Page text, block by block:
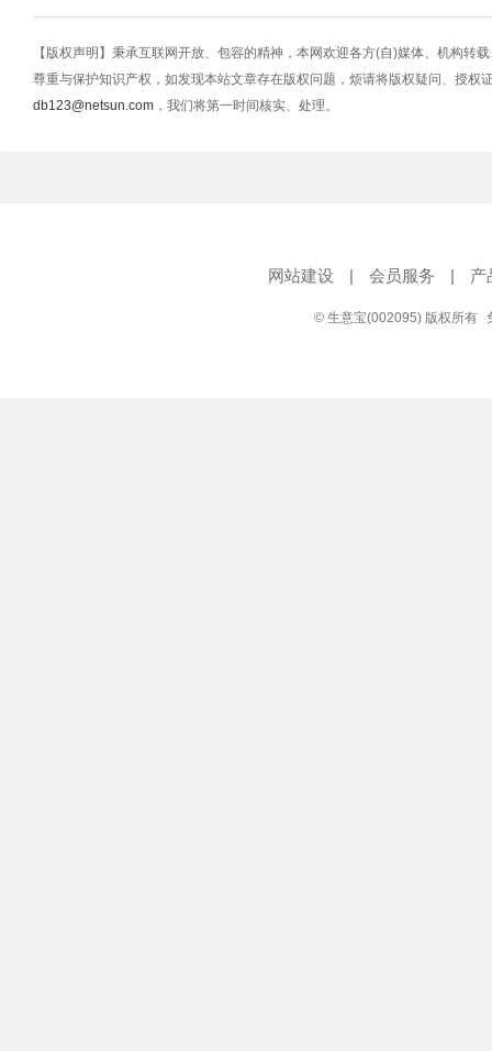
【版权声明】秉承互联网开放、包容的精神，本网欢迎各方(自)媒体、机构转
尊重与保护知识产权，如发现本站文章存在版权问题，烦请将版权疑问、授权
db123@netsun.com ，我们将第一时间核实、处理。
网站建设 | 会员服务 | 产
© 生意宝(002095) 版权所有